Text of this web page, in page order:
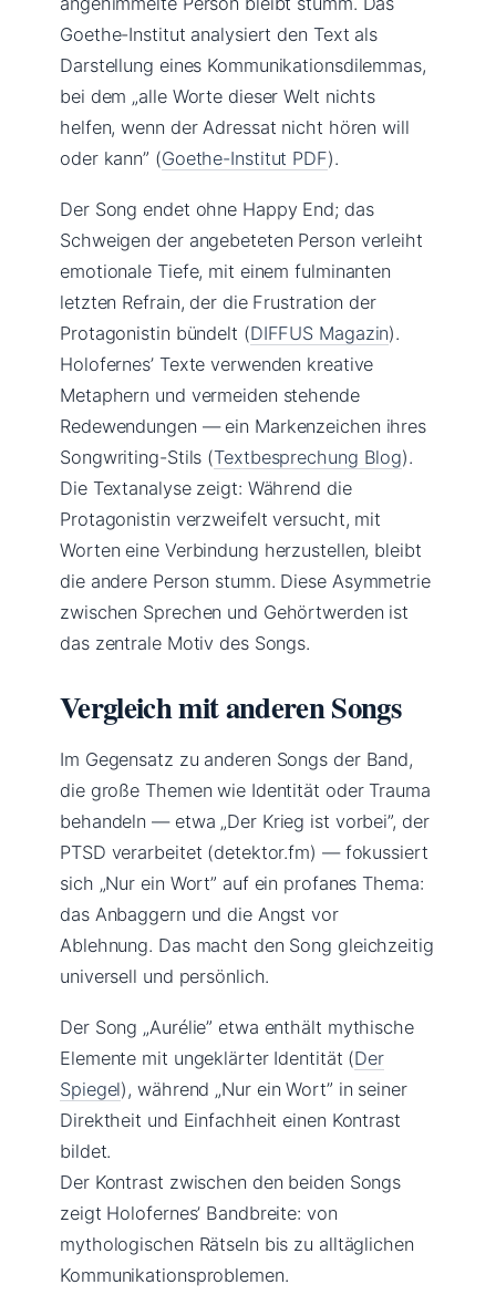
Goethe-Institut analysiert den Text als
Darstellung eines Kommunikationsdilemmas,
bei dem „alle Worte dieser Welt nichts
helfen, wenn der Adressat nicht hören will
oder kann” (Goethe-Institut PDF).
Der Song endet ohne Happy End; das
Schweigen der angebeteten Person verleiht
emotionale Tiefe, mit einem fulminanten
letzten Refrain, der die Frustration der
Protagonistin bündelt (DIFFUS Magazin).
Holofernes’ Texte verwenden kreative
Metaphern und vermeiden stehende
Redewendungen — ein Markenzeichen ihres
Songwriting-Stils (Textbesprechung Blog).
Die Textanalyse zeigt: Während die
Protagonistin verzweifelt versucht, mit
Worten eine Verbindung herzustellen, bleibt
die andere Person stumm. Diese Asymmetrie
zwischen Sprechen und Gehörtwerden ist
das zentrale Motiv des Songs.
Vergleich mit anderen Songs
Im Gegensatz zu anderen Songs der Band,
die große Themen wie Identität oder Trauma
behandeln — etwa „Der Krieg ist vorbei”, der
PTSD verarbeitet (detektor.fm) — fokussiert
sich „Nur ein Wort” auf ein profanes Thema:
das Anbaggern und die Angst vor
Ablehnung. Das macht den Song gleichzeitig
universell und persönlich.
Der Song „Aurélie” etwa enthält mythische
Elemente mit ungeklärter Identität (Der
Spiegel), während „Nur ein Wort” in seiner
Direktheit und Einfachheit einen Kontrast
bildet.
Der Kontrast zwischen den beiden Songs
zeigt Holofernes’ Bandbreite: von
mythologischen Rätseln bis zu alltäglichen
Kommunikationsproblemen.